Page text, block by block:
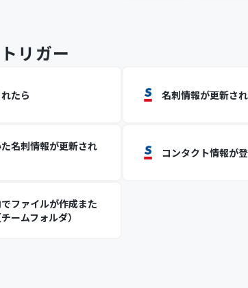
リガー
たら 名刺情報が更新さ
名刺情報が更新され
コンタクト情報が
ファイルが作成また
ームフォルダ）